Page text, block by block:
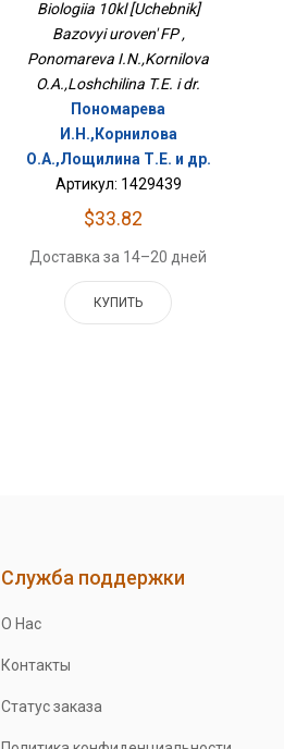
Biologiia 10kl [Uchebnik]
Bazovyi uroven' FP ,
Ponomareva I.N.,Kornilova
O.A.,Loshchilina T.E. i dr.
Пономарева
И.Н.,Корнилова
О.А.,Лощилина Т.Е. и др.
Артикул: 1429439
$33.82
Доставка за 14–20 дней
КУПИТЬ
Служба поддержки
О Нас
Контакты
Статус заказа